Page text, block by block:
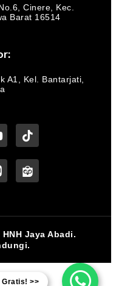
Cinere, Kec.
Barat 16514
A1, Kel. Bantarjati,
Jaya Abadi.
>>